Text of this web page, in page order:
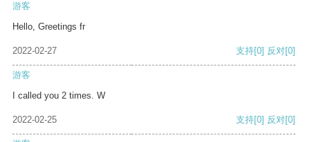
游客
Hello, Greetings fr
2022-02-27 支持[0] 反对[0]
游客
I called you 2 times. W
2022-02-25 支持[0] 反对[0]